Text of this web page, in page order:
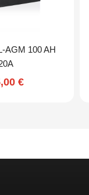
AGM 100 AH
€